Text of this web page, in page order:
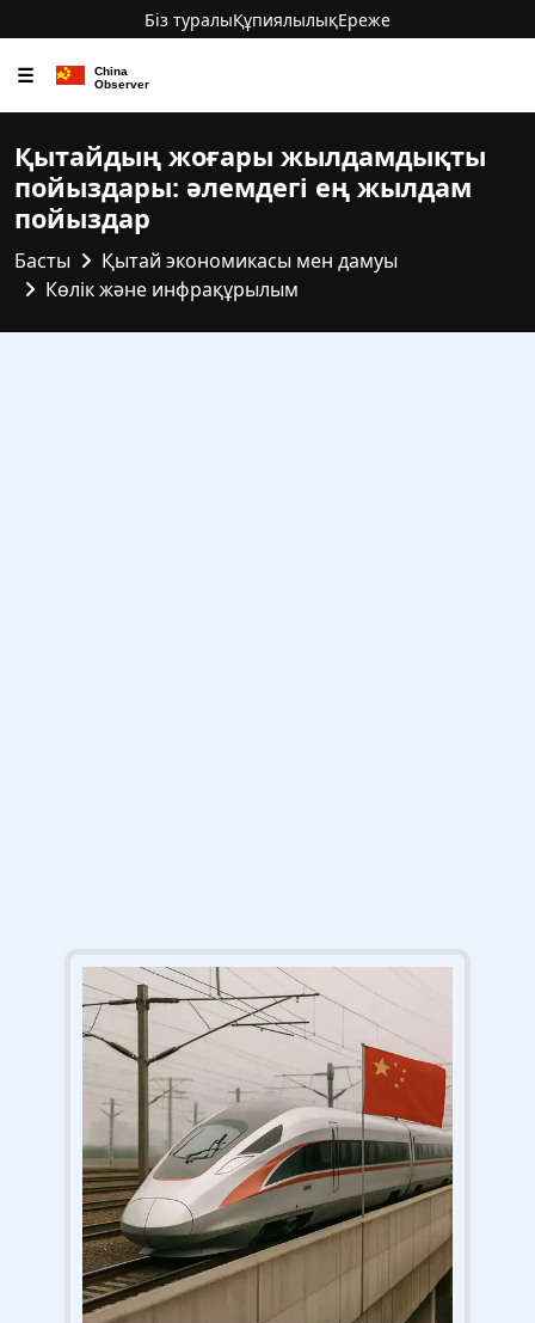
Біз туралыҚұпиялылықЕреже
☰
Қытайдың жоғары жылдамдықты
пойыздары: әлемдегі ең жылдам
пойыздар
Басты
Қытай экономикасы мен дамуы
Көлік және инфрақұрылым